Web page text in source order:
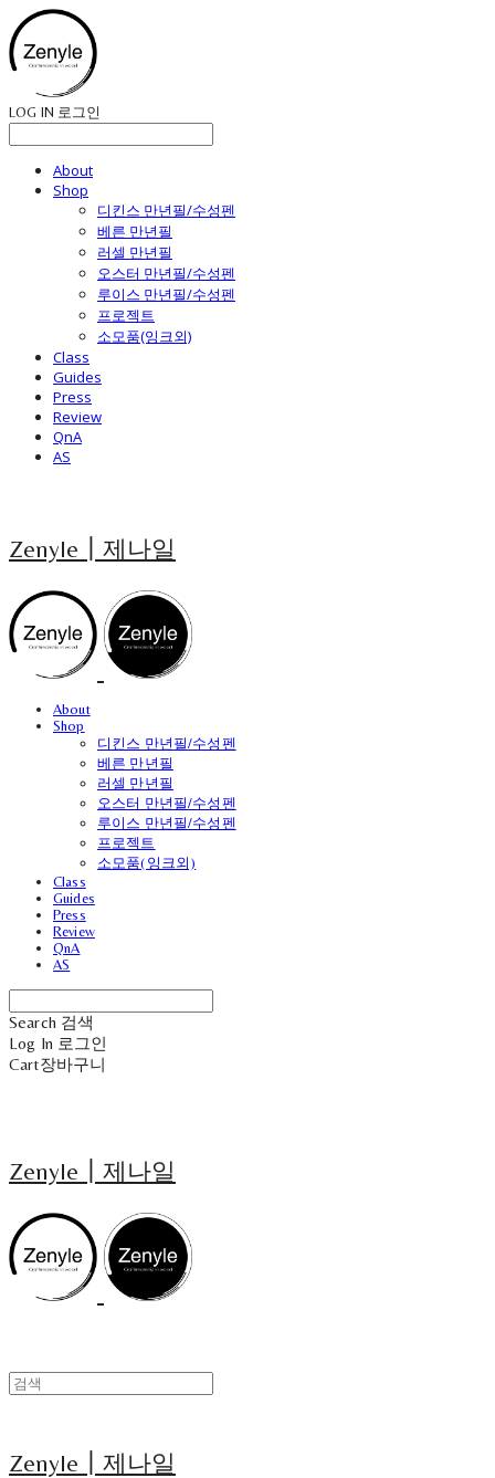
LOG IN 로그인
About
Shop
디킨스 만년필/수성펜
베른 만년필
러셀 만년필
오스터 만년필/수성펜
루이스 만년필/수성펜
프로젝트
소모품(잉크외)
Class
Guides
Press
Review
QnA
AS
Zenyle┃제나일
About
Shop
디킨스 만년필/수성펜
베른 만년필
러셀 만년필
오스터 만년필/수성펜
루이스 만년필/수성펜
프로젝트
소모품(잉크외)
Class
Guides
Press
Review
QnA
AS
Search 검색
Log In 로그인
Cart장바구니
Zenyle┃제나일
Zenyle┃제나일